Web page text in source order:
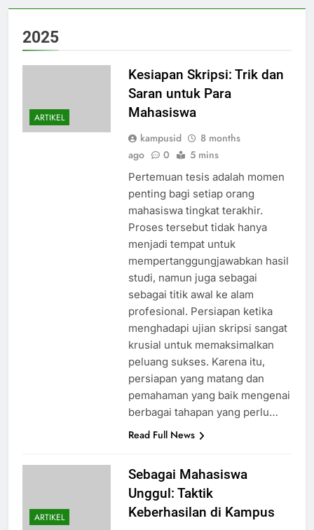
2025
ARTIKEL
Kesiapan Skripsi: Trik dan
Saran untuk Para
Mahasiswa
kampusid
8 months
ago
0 5 mins
Pertemuan tesis adalah momen
penting bagi setiap orang
mahasiswa tingkat terakhir.
Proses tersebut tidak hanya
menjadi tempat untuk
mempertanggungjawabkan hasil
studi, namun juga sebagai
sebagai titik awal ke alam
profesional. Persiapan ketika
menghadapi ujian skripsi sangat
krusial untuk memaksimalkan
peluang sukses. Karena itu,
persiapan yang matang dan
pemahaman yang baik mengenai
berbagai tahapan yang perlu…
Read Full News
ARTIKEL
Sebagai Mahasiswa
Unggul: Taktik
Keberhasilan di Kampus